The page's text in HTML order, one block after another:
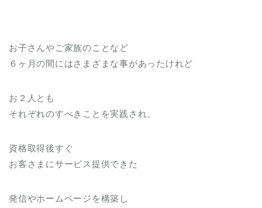
お子さんやご家族のことなど
６ヶ月の間にはさまざまな事があったけれど
お２人とも
それぞれのすべきことを実践され、
資格取得後すぐ
お客さまにサービス提供できた
発信やホームページを構築し